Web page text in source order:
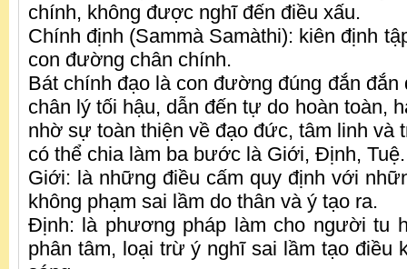
chính, không được nghĩ đến điều xấu.
Chính định (Sammà Samàthi): kiên định
con đường chân chính.
Bát chính đạo là con đường đúng đắn
chân lý tối hậu, dẫn đến tự do hoàn toàn,
nhờ sự toàn thiện về đạo đức, tâm linh và
có thể chia làm ba bước là Giới, Định, Tuệ.
Giới: là những điều cấm quy định với
không phạm sai lầm do thân và ý tạo ra.
Định: là phương pháp làm cho người tu
phân tâm, loại trừ ý nghĩ sai lầm tạo điều